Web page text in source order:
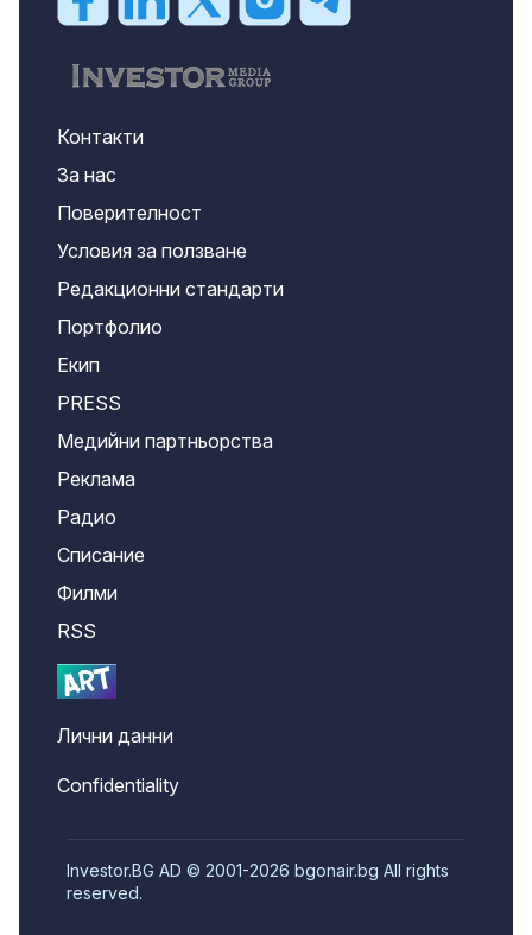
Контакти
За нас
Поверителност
Условия за ползване
Редакционни стандарти
Портфолио
Екип
PRESS
Медийни партньорства
Реклама
Радио
Списание
Филми
RSS
Лични данни
Confidentiality
Investor.BG AD © 2001-2026 bgonair.bg All rights
reserved.